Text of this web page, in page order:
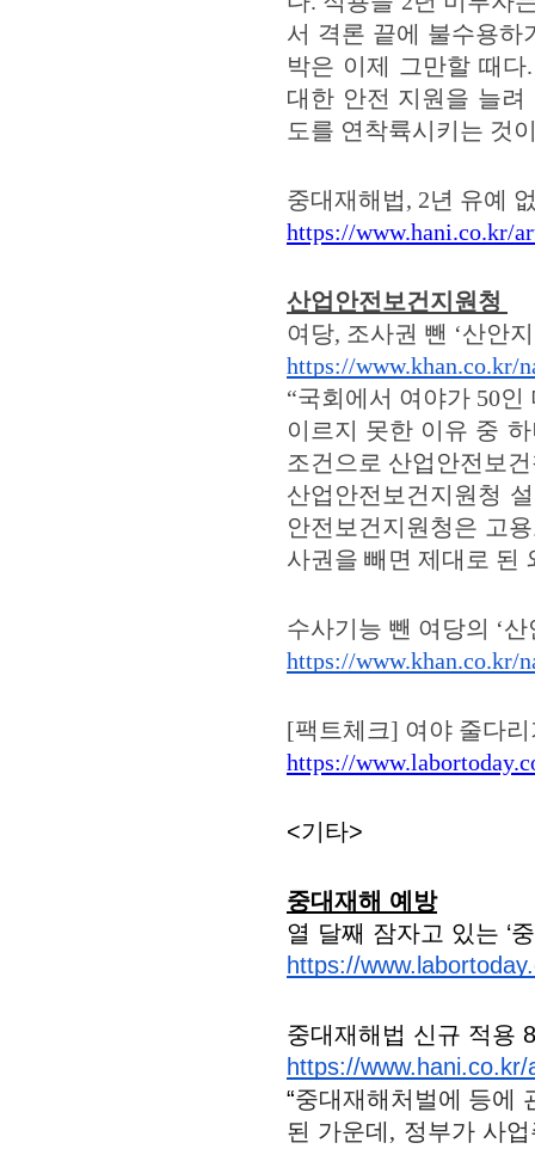
서 격론 끝에 불수용하
박은 이제 그만할 때
대한 안전 지원을 늘
도를 연착륙시키는 것
중대재해법, 2년 유예
https://www.hani.co.kr/
산업안전보건지원청
여당, 조사권 뺀 ‘산안
https://www.khan.co.kr/
“국회에서 여야가 50
이르지 못한 이유 중
조건으로 산업안전보
산업안전보건지원청
안전보건지원청은 고
사권을 빼면 제대로 된
수사기능 뺀 여당의 ‘
https://www.khan.co.kr/
[팩트체크] 여야 줄다
https://
<기타>
중대재해 예방
열 달째 잠자고 있는 ‘
https://
중대재해법 신규 적용
https://
“중대재해처벌에 등에
된 가운데, 정부가 사